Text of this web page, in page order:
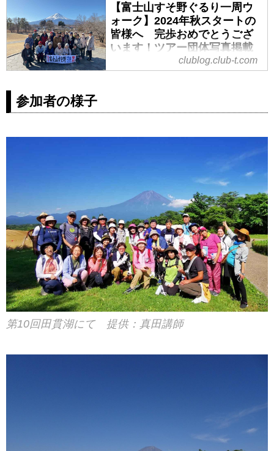
【富士山すそ野ぐるり一周ウ
ォーク】2024年秋スタートの
皆様へ 完歩おめでとうござ
います！ツアー団体写真掲載
のご連絡 - クラブログ ～スタ
ッフブログ～｜クラブツーリ
ウォーク」にご参加いただきあり
ート秋スタート・富士山すそ野ぐ
るり一周ウォーク」ツアーの
団体集合写真を掲載させていただ
きます。
※お客様には事前に掲載許可をい
ただいております、ご協力いただ
きありがとうございました
すそ野ウォークにまだご参加され
たことがない方も、これからご参
加される方も、現在参加されてい
る方も、全17回完歩達成のイメー
ジが湧くお写真ですので、参考に
clublog.club-t.com
参加者の様子
第10回田貫湖にて 提供：真田講師